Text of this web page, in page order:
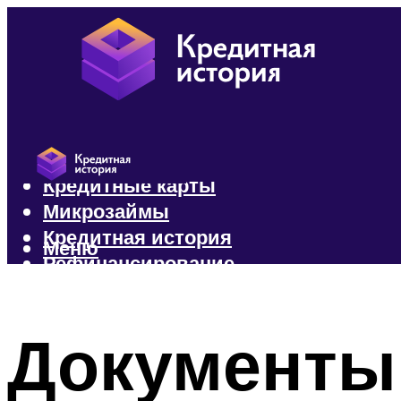
Кредиты
Кредитные карты
Микрозаймы
Кредитная история
Рефинансирование
Меню